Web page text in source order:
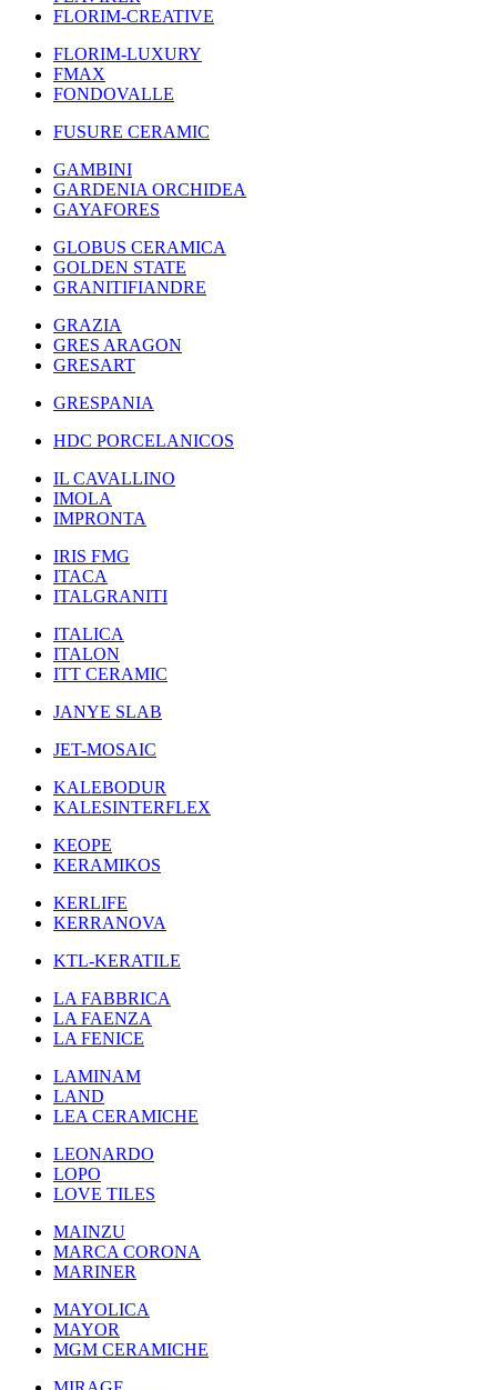
FLORIM-CREATIVE
FLORIM-LUXURY
FMAX
FONDOVALLE
FUSURE CERAMIC
GAMBINI
GARDENIA ORCHIDEA
GAYAFORES
GLOBUS CERAMICA
GOLDEN STATE
GRANITIFIANDRE
GRAZIA
GRES ARAGON
GRESART
GRESPANIA
HDC PORCELANICOS
IL CAVALLINO
IMOLA
IMPRONTA
IRIS FMG
ITACA
ITALGRANITI
ITALICA
ITALON
ITT CERAMIC
JANYE SLAB
JET-MOSAIC
KALEBODUR
KALESINTERFLEX
KEOPE
KERAMIKOS
KERLIFE
KERRANOVA
KTL-KERATILE
LA FABBRICA
LA FAENZA
LA FENICE
LAMINAM
LAND
LEA CERAMICHE
LEONARDO
LOPO
LOVE TILES
MAINZU
MARCA CORONA
MARINER
MAYOLICA
MAYOR
MGM CERAMICHE